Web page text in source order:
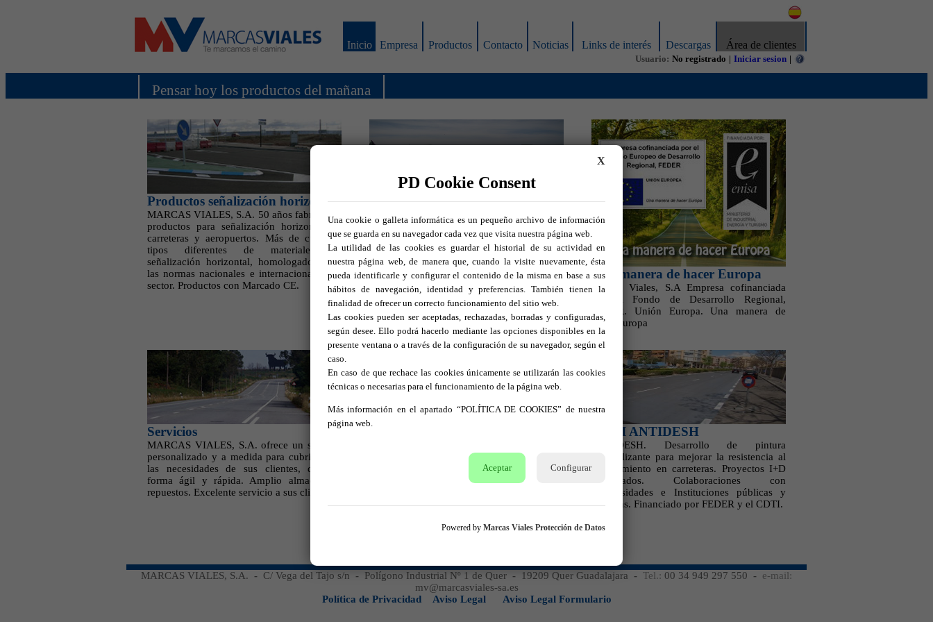
Inicio Empresa Productos Contacto Noticias Links de interés Descargas Área de clientes
Usuario: No registrado | Iniciar sesion |
Pensar hoy los productos del mañana
Productos señalización horizontal
MARCAS VIALES, S.A. 50 años fabricando
productos para señalización horizontal de
carreteras y aeropuertos. Más de cuarenta
tipos diferentes de materiales de
señalización horizontal, homologados bajo
las normas nacionales e internacionales del
sector. Productos con Marcado CE.
Nuevo Catálogo
Consulte nuestro nuevo catálogo para una
información completa de toda nuestra
amplia gama de productos en función de sus
necesidades. Los productos están agrupados
por tipo y aplicación para facilitar su
identificación en función de la vía y del
método de aplicación.
CATALOGO
Una manera de hacer Europa
Marcas Viales, S.A Empresa cofinanciada
por el Fondo de Desarrollo Regional,
FEDER. Unión Europa. Una manera de
hacer europa
Servicios
MARCAS VIALES, S.A. ofrece un servicio
personalizado y a medida para cubrir todas
las necesidades de sus clientes, de una
forma ágil y rápida. Amplio almacén de
repuestos. Excelente servicio a sus clientes.
Ambiente y la Seguridad. Empresa
Certificada de acuerdo con las normas
internacionales ISO 9001:2015, ISO
controles de calidad.
I+D+I ANTIDESH
ANTIDESH. Desarrollo de pintura
antideslizante para mejorar la resistencia al
deslizamiento en carreteras. Proyectos I+D
certificados. Colaboraciones con
Universidades e Instituciones públicas y
privadas. Financiado por FEDER y el CDTI.
MARCAS VIALES, S.A. - C/ Vega del Tajo s/n - Polígono Industrial Nº 1 de Quer - 19209 Quer Guadalajara - Tel.: 00 34 949 297 550 - e-mail:
mv@marcasviales-sa.es
Política de Privacidad
Aviso Legal Aviso Legal Formulario
X
PD Cookie Consent
Una cookie o galleta informática es un pequeño archivo de información
que se guarda en su navegador cada vez que visita nuestra página web.
La utilidad de las cookies es guardar el historial de su actividad en
nuestra página web, de manera que, cuando la visite nuevamente, ésta
pueda identificarle y configurar el contenido de la misma en base a sus
hábitos de navegación, identidad y preferencias. También tienen la
finalidad de ofrecer un correcto funcionamiento del sitio web.
Las cookies pueden ser aceptadas, rechazadas, borradas y configuradas,
según desee. Ello podrá hacerlo mediante las opciones disponibles en la
presente ventana o a través de la configuración de su navegador, según el
caso.
En caso de que rechace las cookies únicamente se utilizarán las cookies
técnicas o necesarias para el funcionamiento de la página web.
Más información en el apartado “POLÍTICA DE COOKIES” de nuestra
página web.
Aceptar Configurar
Powered by Marcas Viales Protección de Datos